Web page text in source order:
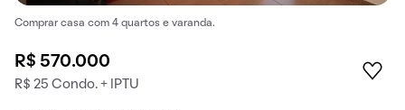
Comprar casa com 4 quartos e varanda.
R$ 570.000
R$ 25 Condo. + IPTU